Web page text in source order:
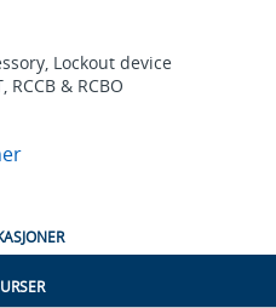
Lockout device
& RCBO